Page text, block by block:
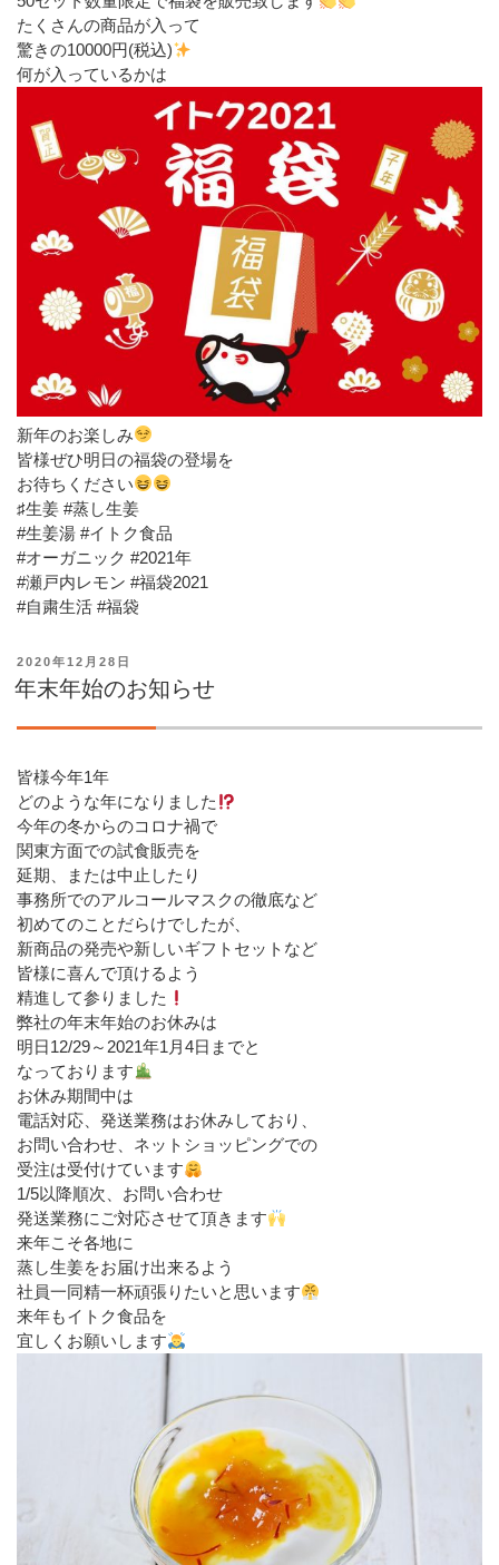
たくさんの商品が入って
驚きの10000円(税込)
何が入っているかは
新年のお楽しみ
皆様ぜひ明日の福袋の登場を
お待ちください
♯生姜 #蒸し生姜
#生姜湯 #イトク食品
#オーガニック #2021年
#瀬戸内レモン #福袋2021
#自粛生活 #福袋
投
稿
日:
2020年12月28日
年末年始のお知らせ
皆様今年1年
どのような年になりました
今年の冬からのコロナ禍で
関東方面での試食販売を
延期、または中止したり
事務所でのアルコールマスクの徹底など
初めてのことだらけでしたが、
新商品の発売や新しいギフトセットなど
皆様に喜んで頂けるよう
精進して参りました
弊社の年末年始のお休みは
明日12/29～2021年1月4日までと
なっております
お休み期間中は
電話対応、発送業務はお休みしており、
お問い合わせ、ネットショッピングでの
受注は受付けています
1/5以降順次、お問い合わせ
発送業務にご対応させて頂きます
来年こそ各地に
蒸し生姜をお届け出来るよう
社員一同精一杯頑張りたいと思います
来年もイトク食品を
宜しくお願いします